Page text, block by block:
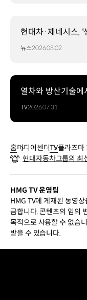
현대차·제네시스,
뉴스2026.08.02
열차와 방산기술에
TV2026.07.31
홈미디어센터TV플라즈마
균 기술
현대자동차그룹의 최
HMG TV 운영팀
HMG TV에 게재된 동영
금합니다. 콘텐츠의 임의
목적으로 사용할 수 없습
받을 수 있습니다.